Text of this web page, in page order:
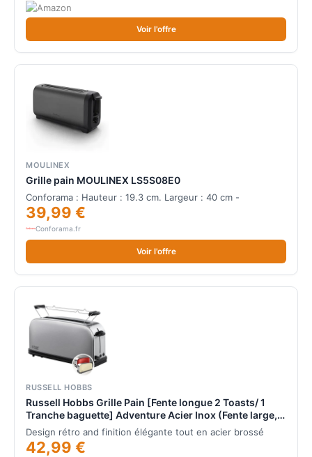
Voir l'offre
MOULINEX
Grille pain MOULINEX LS5S08E0
Conforama : Hauteur : 19.3 cm. Largeur : 40 cm -
39,99 €
Conforama.fr
Voir l'offre
RUSSELL HOBBS
Russell Hobbs Grille Pain [Fente longue 2 Toasts/ 1
Tranche baguette] Adventure Acier Inox (Fente large, 6
Niveaux de Brunissage rapide réglables, Surélévation,
Décongèle & Réchauffe) 21396-56
Design rétro and finition élégante tout en acier brossé
42,99 €